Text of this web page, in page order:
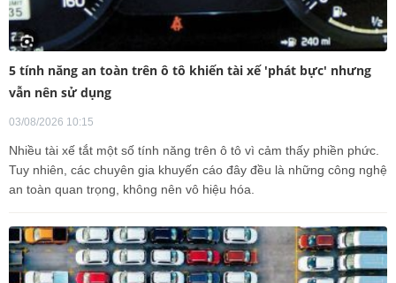
5 tính năng an toàn trên ô tô khiến tài xế 'phát bực' nhưng
vẫn nên sử dụng
03/08/2026 10:15
Nhiều tài xế tắt một số tính năng trên ô tô vì cảm thấy phiền phức.
Tuy nhiên, các chuyên gia khuyến cáo đây đều là những công nghệ
an toàn quan trọng, không nên vô hiệu hóa.